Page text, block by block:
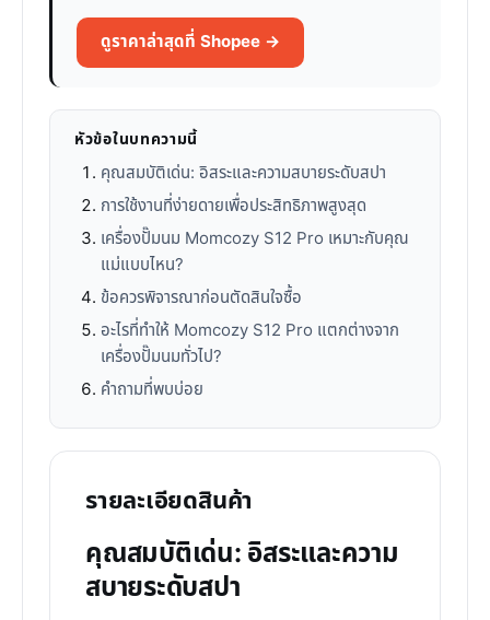
ดูราคาล่าสุดที่ Shopee →
หัวข้อในบทความนี้
คุณสมบัติเด่น: อิสระและความสบายระดับสปา
การใช้งานที่ง่ายดายเพื่อประสิทธิภาพสูงสุด
เครื่องปั๊มนม Momcozy S12 Pro เหมาะกับคุณ
แม่แบบไหน?
ข้อควรพิจารณาก่อนตัดสินใจซื้อ
อะไรที่ทำให้ Momcozy S12 Pro แตกต่างจาก
เครื่องปั๊มนมทั่วไป?
คำถามที่พบบ่อย
รายละเอียดสินค้า
คุณสมบัติเด่น: อิสระและความ
สบายระดับสปา